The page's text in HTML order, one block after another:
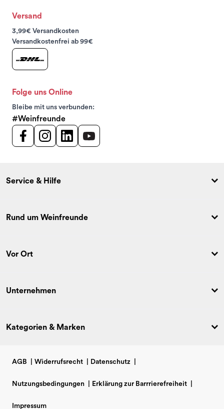
Versand
3,99€ Versandkosten
Versandkostenfrei ab 99€
Folge uns Online
Bleibe mit uns verbunden:
#Weinfreunde
Service & Hilfe
Rund um Weinfreunde
Vor Ort
Unternehmen
Kategorien & Marken
AGB Widerrufsrecht Datenschutz
Nutzungsbedingungen Erklärung zur Barrrierefreiheit
Impressum